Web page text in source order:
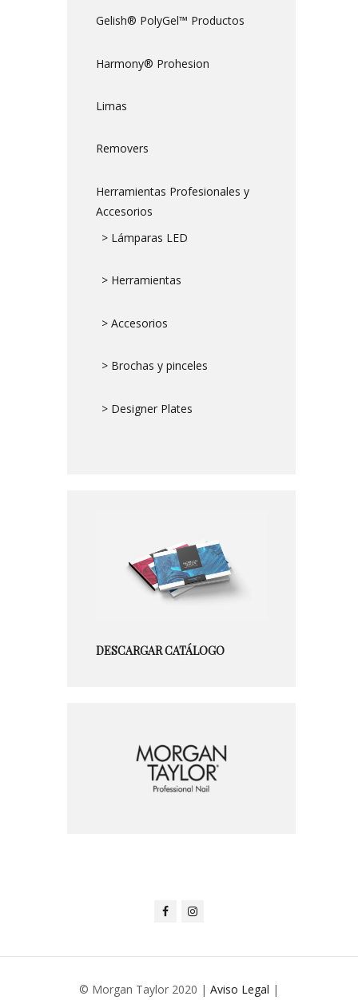
Gelish® PolyGel™ Productos
Harmony® Prohesion
Limas
Removers
Herramientas Profesionales y
Accesorios
> Lámparas LED
> Herramientas
> Accesorios
> Brochas y pinceles
> Designer Plates
DESCARGAR CATÁLOGO
© Morgan Taylor 2020 | Aviso Legal |